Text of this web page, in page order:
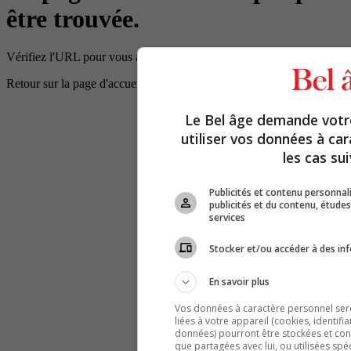
être trouvée.
Vérifiez l'URL pour vous assurer que le chemin d'accès est correct.
Retour sur la page d'accueil
Le Bel âge demande
utiliser vos données à
les cas
Publicités et contenu
publicités et du contenu,
services
Stocker et/ou accéder à des
En savoir plus
Vos données à caractère personnel
liées à votre appareil (cookies,
données) pourront être stockées et
que partagées avec lui, ou utilisées